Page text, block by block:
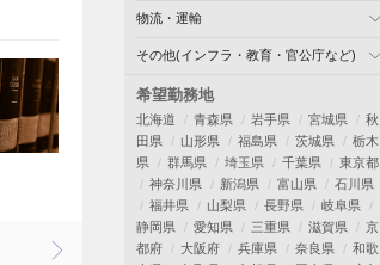
物流・運輸
その他(インフラ・教育・官公庁など)
希望勤務地
北海道 青森県 岩手県 宮城県
秋
田県
山形県 福島県 茨城県
栃木
県
群馬県 埼玉県 千葉県
東京都
神奈川県
新潟県 富山県
石川県
福井県
山梨県 長野県
岐阜県
静岡県
愛知県 三重県 滋賀県
京
都府
大阪府 兵庫県 奈良県
和歌